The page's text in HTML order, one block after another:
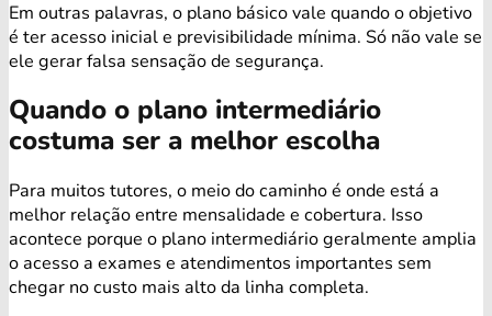
Em outras palavras, o plano básico vale quando o objetivo
é ter acesso inicial e previsibilidade mínima. Só não vale se
ele gerar falsa sensação de segurança.
Quando o plano intermediário
costuma ser a melhor escolha
Para muitos tutores, o meio do caminho é onde está a
melhor relação entre mensalidade e cobertura. Isso
acontece porque o plano intermediário geralmente amplia
o acesso a exames e atendimentos importantes sem
chegar no custo mais alto da linha completa.